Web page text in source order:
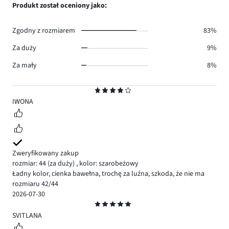
4
IWONA
Zweryfikowany zakup
rozmiar: 44 (za duży) , kolor: szarobeżowy
Ładny kolor, cienka bawełna, trochę za luźna, szkoda, że nie ma
rozmiaru 42/44
2026-07-30
5
SVITLANA
Produkt został oceniony jako:
Zgodny z rozmiarem
83%
Za duży
9%
Za mały
8%